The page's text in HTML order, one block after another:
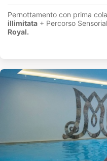
Pernottamento con prima
illimitata + Percorso
Royal.